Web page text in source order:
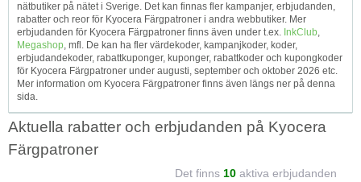
nätbutiker på nätet i Sverige. Det kan finnas fler kampanjer, erbjudanden,
rabatter och reor för Kyocera Färgpatroner i andra webbutiker. Mer
erbjudanden för Kyocera Färgpatroner finns även under t.ex. InkClub,
Megashop, mfl. De kan ha fler värdekoder, kampanjkoder, koder,
erbjudandekoder, rabattkuponger, kuponger, rabattkoder och kupongkoder
för Kyocera Färgpatroner under augusti, september och oktober 2026 etc.
Mer information om Kyocera Färgpatroner finns även längs ner på denna
sida.
Aktuella rabatter och erbjudanden på Kyocera
Färgpatroner
Det finns 10 aktiva erbjudanden